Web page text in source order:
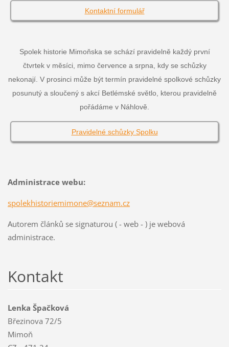
Kontaktní formulář
Spolek historie Mimoňska se schází pravidelně každý první
čtvrtek v měsíci, mimo července a srpna, kdy se schůzky
nekonají. V prosinci může být termín pravidelné spolkové schůzky
posunutý a sloučený s akcí Betlémské světlo, kterou pravidelně
pořádáme v Náhlově.
Pravidelné schůzky Spolku
Administrace webu:
spolekhistoriemimone@seznam.cz
Autorem článků se signaturou ( - web - ) je webová
administrace.
Kontakt
Lenka Špačková
Březinova 72/5
Mimoň